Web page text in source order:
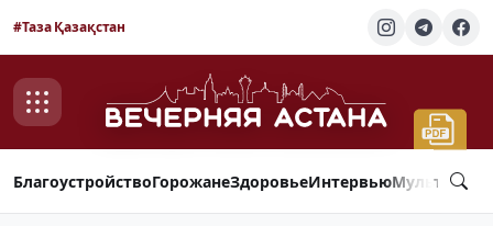
#Таза Қазақстан
БлагоустройствоГорожанеЗдоровьеИнтервью